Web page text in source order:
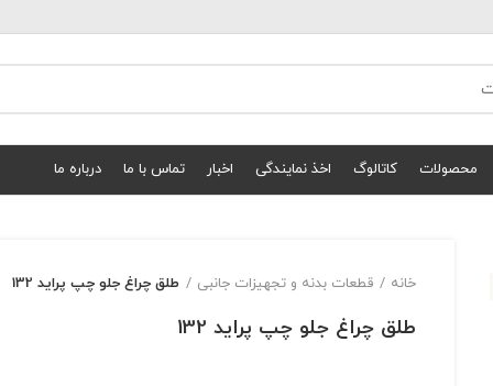
محصولات کاتالوگ اخذ نمایندگی اخبار تماس با ما درباره ما
خانه قطعات بدنه و تجهیزات جانبی طلق چراغ جلو چپ پراید 132
طلق چراغ جلو چپ پراید 132